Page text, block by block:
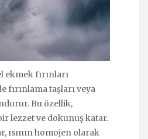
ekmek fırınları
fırınlama taşları veya
Bu özellik,
lezzet ve dokunuş katar.
ısının homojen olarak